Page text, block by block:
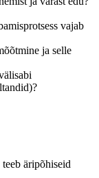
vajab
ja selle
äripõhiseid